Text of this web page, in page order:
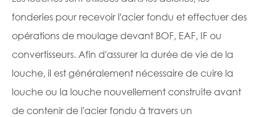
fonderies pour recevoir l'acier fondu et effectuer des
opérations de moulage devant BOF, EAF, IF ou
convertisseurs. Afin d'assurer la durée de vie de la
louche, il est généralement nécessaire de cuire la
louche ou la louche nouvellement construite avant
de contenir de l'acier fondu à travers un